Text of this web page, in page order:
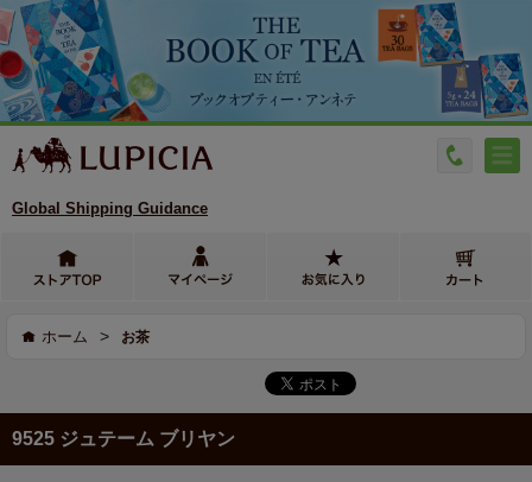
Global Shipping Guidance
ホーム > お茶
9525 ジュテーム ブリヤン